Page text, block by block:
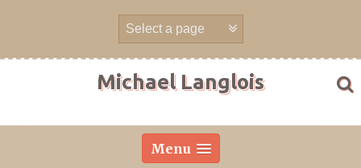
Michael Langlois
Menu